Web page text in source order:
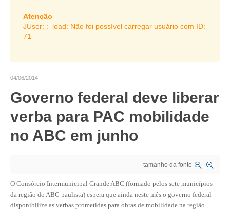
LIVRO GESTÃO 2026-2029
SUBSEDES SINDICAIS
ORGANOGRAMA
CRESCE BRASIL
CONSELHO TECNOLÓGICO
HISTÓRICO E ATUAÇÃO
CONSELHOS ASSESSORES
PERSONALIDADES DA TECNOLOGIA
Atenção
JUser: :_load: Não foi possível carregar usuário com ID:
71
04/06/2014
Governo federal deve liberar
verba para PAC mobilidade
no ABC em junho
tamanho da fonte
O Consórcio Intermunicipal Grande ABC (formado pelos sete municípios
da região do ABC paulista) espera que ainda neste mês o governo federal
disponibilize as verbas prometidas para obras de mobilidade na região.